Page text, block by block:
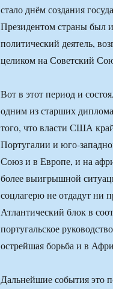
стало днём создания
Президентом страны был
политический деятель,
целиком на Советский
Вот в этот период и
одним из старших
того, что власти США
Португалии и юго-
Союз и в Европе, и на
более выигрышной
соцлагерю не отдадут ни
Атлантический блок в
португальское
острейшая борьба и в
Дальнейшие события это